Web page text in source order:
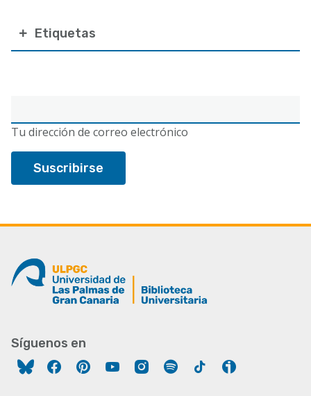
electrónico
Tu dirección de correo electrónico
Etiquetas
Síguenos en
FacebookPinterestYouTubeInstagram
Spotify Tiktok